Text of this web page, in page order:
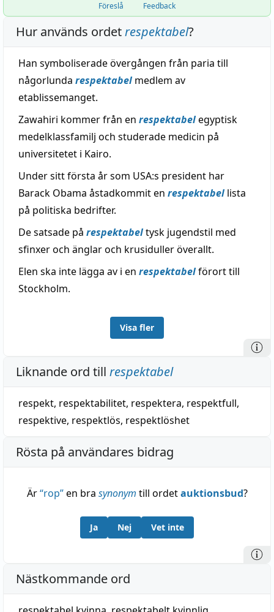
Föreslå Feedback
Hur används ordetrespektabel?
Han symboliserade övergången från paria till
någorlunda respektabelmedlem av
etablissemanget.
Zawahiri kommer från en respektabelegyptisk
medelklassfamilj och studerade medicin på
universitetet i Kairo.
Under sitt första år som USA:s president har
Barack Obama åstadkommit en respektabellista
på politiska bedrifter.
De satsade på respektabeltysk jugendstil med
sfinxer och änglar och krusiduller överallt.
Elen ska inte lägga av i en respektabelförort till
Stockholm.
Visa fler
Liknande ord till respektabel
respekt, respektabilitet, respektera, respektfull,
respektive, respektlös, respektlöshet
Rösta på användares bidrag
Är“rop”en bra synonym till ordetauktionsbud?
Ja Nej Vet inte
Nästkommande ord